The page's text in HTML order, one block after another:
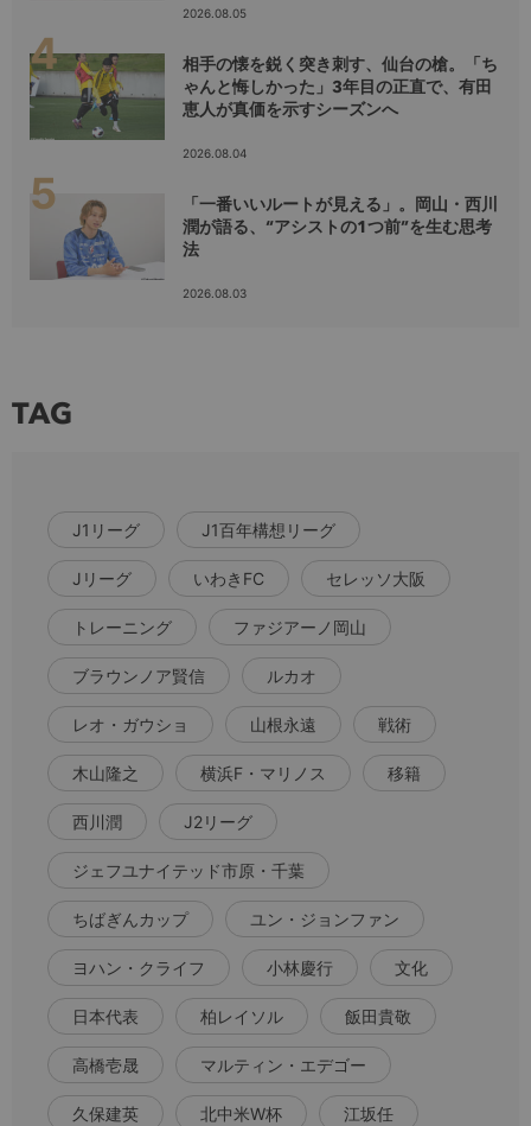
2026.08.05
相手の懐を鋭く突き刺す、仙台の槍。「ち
ゃんと悔しかった」3年目の正直で、有田
恵人が真価を示すシーズンへ
2026.08.04
「一番いいルートが見える」。岡山・西川
潤が語る、“アシストの1つ前”を生む思考
法
2026.08.03
TAG
J1リーグ J1百年構想リーグ
Jリーグ いわきFC セレッソ大阪
トレーニング ファジアーノ岡山
ブラウンノア賢信 ルカオ
レオ・ガウショ 山根永遠 戦術
木山隆之 横浜F・マリノス 移籍
西川潤 J2リーグ
ジェフユナイテッド市原・千葉
ちばぎんカップ ユン・ジョンファン
ヨハン・クライフ 小林慶行 文化
日本代表 柏レイソル 飯田貴敬
高橋壱晟 マルティン・エデゴー
久保建英 北中米W杯 江坂任